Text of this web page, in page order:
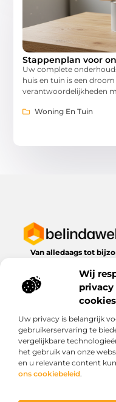
Wij
Uw privacy is belangrijk
gebruikerservaring te
vergelijkbare
het gebruik van onze
en u relevante content
ons cookiebeleid.
Stappenplan voor
Uw complete
huis en tuin is een
verantwoordelijkheden
Woning En Tuin
Van alledaags tot
dagelijks
Bericht categorie
Onze informatie